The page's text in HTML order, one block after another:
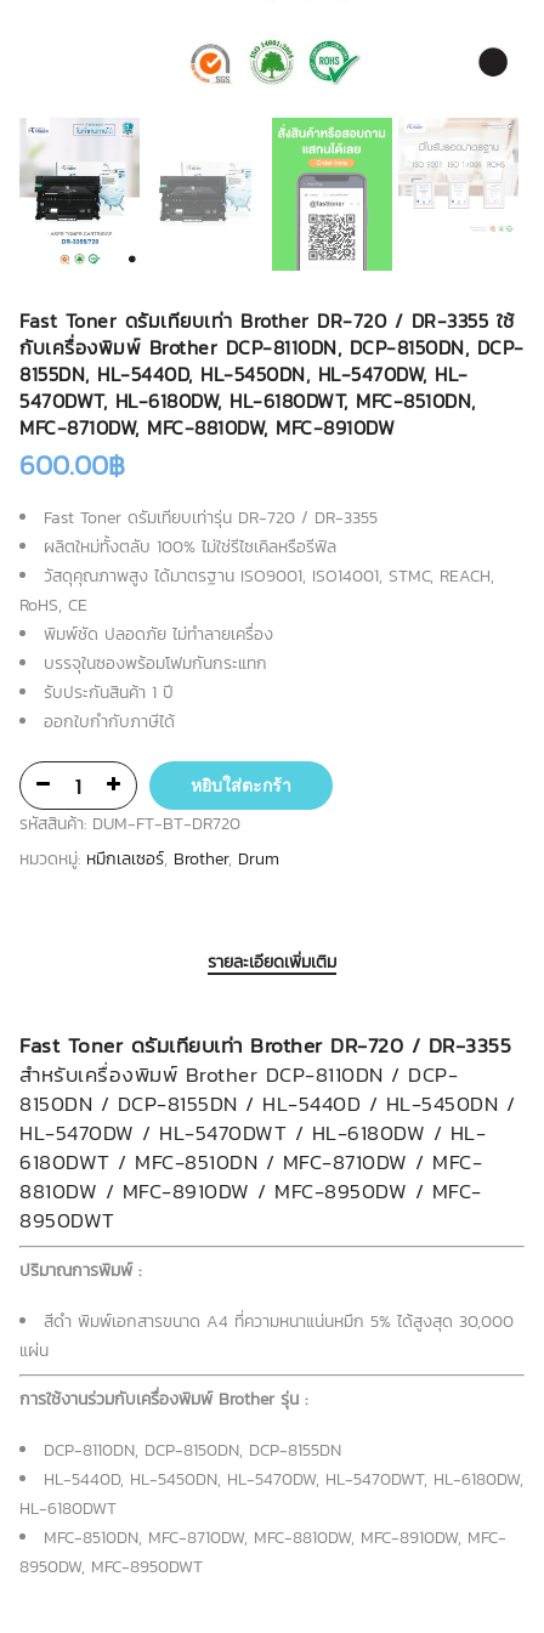
Fast Toner ดรัมเทียบเท่า Brother DR-720 / DR-3355 ใช้
กับเครื่องพิมพ์ Brother DCP-8110DN, DCP-8150DN, DCP-
8155DN, HL-5440D, HL-5450DN, HL-5470DW, HL-
5470DWT, HL-6180DW, HL-6180DWT, MFC-8510DN,
MFC-8710DW, MFC-8810DW, MFC-8910DW
600.00฿
Fast Toner ดรัมเทียบเท่ารุ่น DR-720 / DR-3355
ผลิตใหม่ทั้งตลับ 100% ไม่ใช่รีไซเคิลหรือรีฟิล
วัสดุคุณภาพสูง ได้มาตรฐาน ISO9001, ISO14001, STMC, REACH,
RoHS, CE
พิมพ์ชัด ปลอดภัย ไม่ทำลายเครื่อง
บรรจุในซองพร้อมโฟมกันกระแทก
รับประกันสินค้า 1 ปี
ออกใบกำกับภาษีได้
หยิบใส่ตะกร้า
รหัสสินค้า: DUM-FT-BT-DR720
หมวดหมู่: หมึกเลเซอร์, Brother, Drum
รายละเอียดเพิ่มเติม
Fast Toner ดรัมเทียบเท่า Brother DR-720 / DR-3355
สำหรับเครื่องพิมพ์ Brother DCP-8110DN / DCP-
8150DN / DCP-8155DN / HL-5440D / HL-5450DN /
HL-5470DW / HL-5470DWT / HL-6180DW / HL-
6180DWT / MFC-8510DN / MFC-8710DW / MFC-
8810DW / MFC-8910DW / MFC-8950DW / MFC-
8950DWT
ปริมาณการพิมพ์ :
สีดำ พิมพ์เอกสารขนาด A4 ที่ความหนาแน่นหมึก 5% ได้สูงสุด 30,000
แผ่น
การใช้งานร่วมกับเครื่องพิมพ์ Brother รุ่น :
DCP-8110DN, DCP-8150DN, DCP-8155DN
HL-5440D, HL-5450DN, HL-5470DW, HL-5470DWT, HL-6180DW,
HL-6180DWT
MFC-8510DN, MFC-8710DW, MFC-8810DW, MFC-8910DW, MFC-
8950DW, MFC-8950DWT